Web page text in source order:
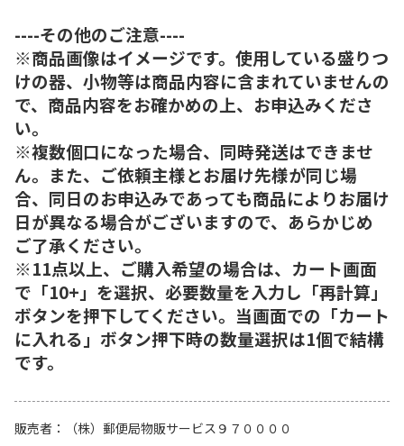
----その他のご注意----
※商品画像はイメージです。使用している盛りつ
けの器、小物等は商品内容に含まれていませんの
で、商品内容をお確かめの上、お申込みくださ
い。
※複数個口になった場合、同時発送はできませ
ん。また、ご依頼主様とお届け先様が同じ場
合、同日のお申込みであっても商品によりお届け
日が異なる場合がございますので、あらかじめ
ご了承ください。
※11点以上、ご購入希望の場合は、カート画面
で「10+」を選択、必要数量を入力し「再計算」
ボタンを押下してください。当画面での「カート
に入れる」ボタン押下時の数量選択は1個で結構
です。
販売者
（株）郵便局物販サービス９７００００